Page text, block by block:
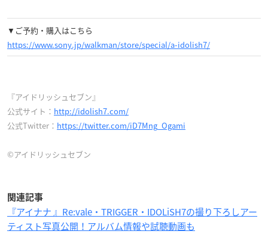
▼ご予約・購入はこちら
https://www.sony.jp/walkman/store/special/a-idolish7/
『アイドリッシュセブン』
公式サイト： http://idolish7.com/
公式Twitter： https://twitter.com/iD7Mng_Ogami
©アイドリッシュセブン
関連記事
『アイナナ 』Re:vale・TRIGGER・IDOLiSH7の撮り下ろしアー
ティスト写真公開！アルバム情報や試聴動画も